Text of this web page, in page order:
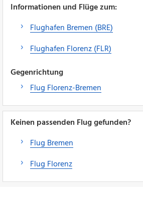
Informationen und Flüge zum:
Flughafen Bremen (BRE)
Flughafen Florenz (FLR)
Gegenrichtung
Flug Florenz-Bremen
Keinen passenden Flug gefunden?
Flug Bremen
Flug Florenz